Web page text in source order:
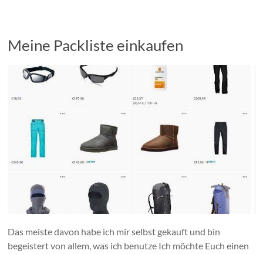
Meine Packliste einkaufen
Das meiste davon habe ich mir selbst gekauft und bin
begeistert von allem, was ich benutze Ich möchte Euch einen